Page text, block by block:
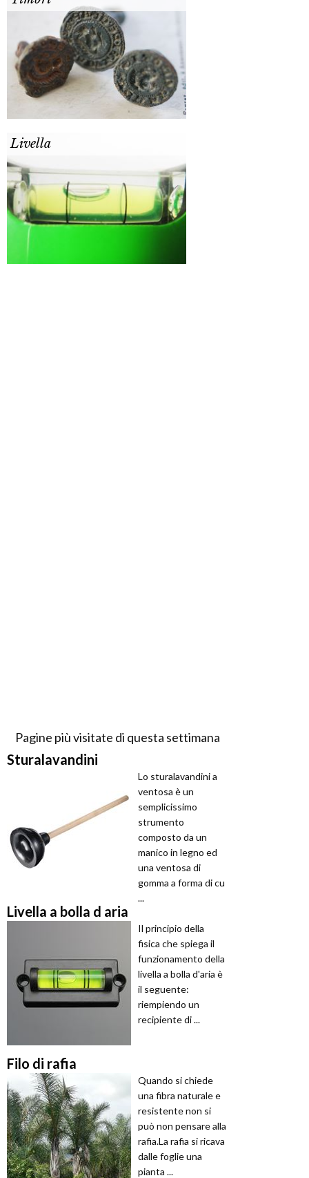
Livella
Pagine più visitate di questa settimana
Sturalavandini
Lo sturalavandini a
ventosa è un
semplicissimo
strumento
composto da un
manico in legno ed
una ventosa di
gomma a forma di cu
...
Livella a bolla d aria
Il principio della
fisica che spiega il
funzionamento della
livella a bolla d'aria è
il seguente:
riempiendo un
recipiente di ...
Filo di rafia
Quando si chiede
una fibra naturale e
resistente non si
può non pensare alla
rafia.La rafia si ricava
dalle foglie una
pianta ...